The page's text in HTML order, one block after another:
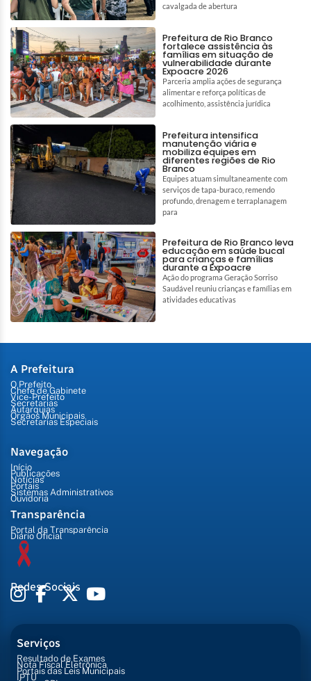
cavalgada de abertura
Prefeitura de Rio Branco
fortalece assistência às
famílias em situação de
vulnerabilidade durante
Expoacre 2026
Parceria amplia ações de segurança
alimentar e reforça políticas de
acolhimento, assistência jurídica
Prefeitura intensifica
manutenção viária e
mobiliza equipes em
diferentes regiões de Rio
Branco
Equipes atuam simultaneamente com
serviços de tapa-buraco, remendo
profundo, drenagem e terraplanagem
para
Prefeitura de Rio Branco leva
educação em saúde bucal
para crianças e famílias
durante a Expoacre
Ação do programa Geração Sorriso
Saudável reuniu crianças e famílias em
atividades educativas
A Prefeitura
O Prefeito
Chefe de Gabinete
Vice-Prefeito
Secretarias
Autarquias
Órgãos Municipais
Secretarias Especiais
Navegação
Início
Publicações
Notícias
Portais
Sistemas Administrativos
Ouvidoria
Transparência
Portal da Transparência
Diário Oficial
Redes Sociais
Serviços
Resultado de Exames
Nota Fiscal Eletrônica
Portais das Leis Municipais
IPTU